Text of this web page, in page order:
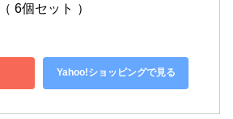
6個セット ）
Yahoo!ショッピングで見る